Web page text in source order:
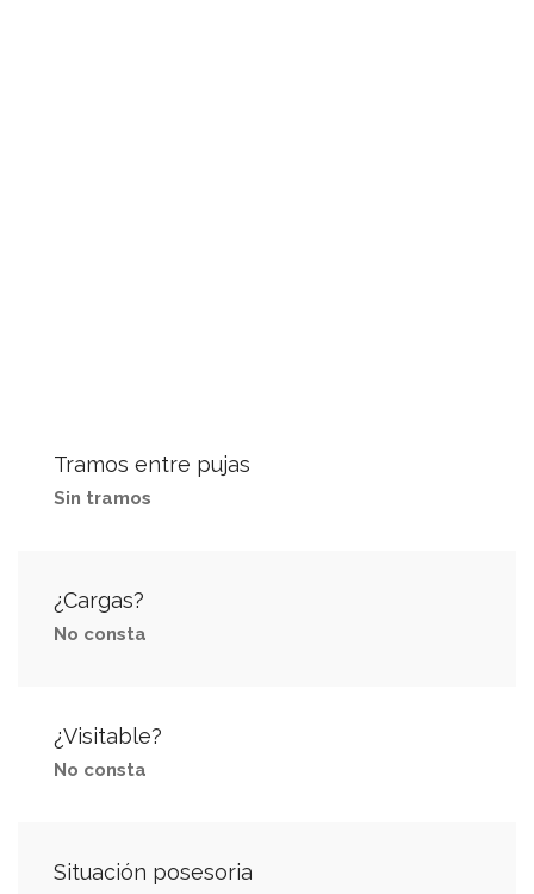
Tramos entre pujas
Sin tramos
¿Cargas?
No consta
¿Visitable?
No consta
Situación posesoria